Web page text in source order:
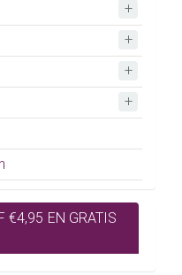
€4,95 EN GRATIS